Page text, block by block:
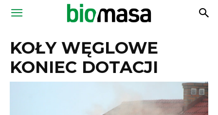
Magazyn
KOŁY WĘGLOWE
KONIEC DOTACJI